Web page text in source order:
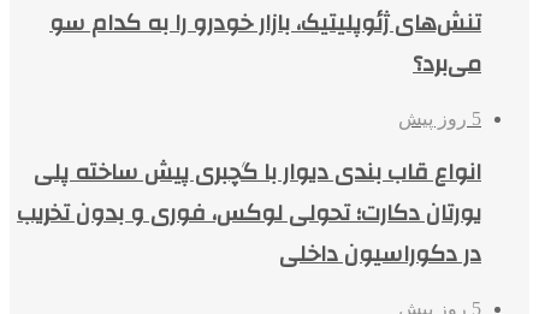
تنش‌های ژئوپلیتیک، بازار خودرو را به کدام سو
می‌برد؟
5 روز پیش
انواع قاب بندی دیوار با گچبری پیش ساخته پلی
یورتان دکارت؛ تحولی لوکس، فوری و بدون تخریب
در دکوراسیون داخلی
5 روز پیش